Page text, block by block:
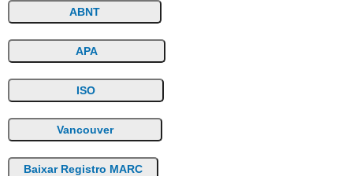
ABNT
APA
ISO
Vancouver
Baixar Registro MARC